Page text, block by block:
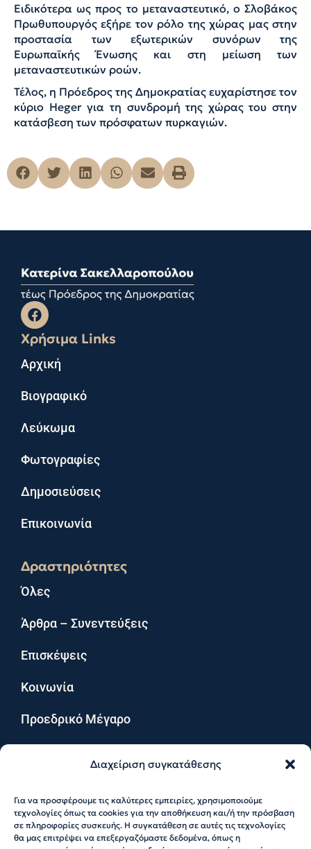
Διαχείριση συγκατάθεσης
Για να προσφέρουμε τις καλύτερες εμπειρίες, χρησιμοποιούμε
τεχνολογίες όπως τα cookies για την αποθήκευση και/ή την πρόσβαση
σε πληροφορίες συσκευής. Η συγκατάθεση σε αυτές τις τεχνολογίες
θα μας επιτρέψει να επεξεργαζόμαστε δεδομένα, όπως η
Ειδικότερα ως προς το μεταναστευτικό, ο Σλοβάκος
Πρωθυπουργός εξήρε τον ρόλο της χώρας μας στην
προστασία των εξωτερικών συνόρων της
Ευρωπαϊκής Ένωσης και στη μείωση των
μεταναστευτικών ροών.
Τέλος, η Πρόεδρος της Δημοκρατίας ευχαρίστησε τον
κύριο Heger για τη συνδρομή της χώρας του στην
κατάσβεση των πρόσφατων πυρκαγιών.
Χρήσιμα Links
Αρχική
Βιογραφικό
Λεύκωμα
Φωτογραφίες
Δημοσιεύσεις
Επικοινωνία
Δραστηριότητες
Όλες
Άρθρα – Συνεντεύξεις
Επισκέψεις
Κοινωνία
Προεδρικό Μέγαρο
Χρήσιμες Πληροφορίες
Πολιτική Απορρήτου